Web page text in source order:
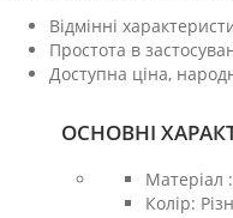
Відмінні
Простота в
Доступна ціна,
ОСНОВНІ
Матеріал
Колір: